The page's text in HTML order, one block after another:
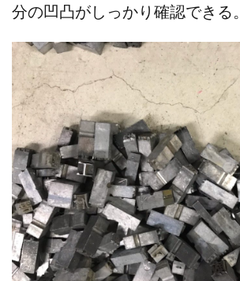
分の凹凸がしっかり確認できる。